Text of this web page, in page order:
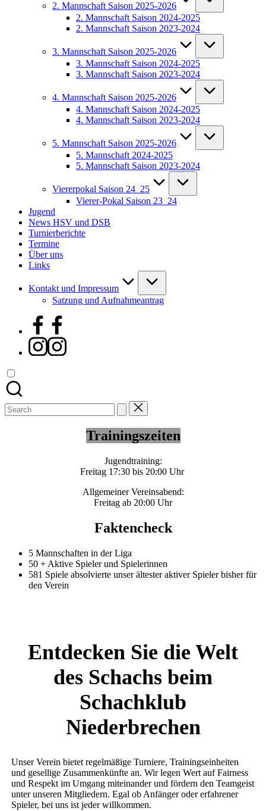
2. Mannschaft Saison 2025-2026
2. Mannschaft Saison 2024-2025
2. Mannschaft Saison 2023-2024
3. Mannschaft Saison 2025-2026
3. Mannschaft Saison 2024-2025
3. Mannschaft Saison 2023-2024
4. Mannschaft Saison 2025-2026
4. Mannschaft Saison 2024-2025
4. Mannschaft Saison 2023-2024
5. Mannschaft Saison 2025-2026
5. Mannschaft 2024-2025
5. Mannschaft Saison 2023-2024
Viererpokal Saison 24_25
Vierer-Pokal Saison 23_24
Jugend
News HSV und DSB
Turnierberichte
Termine
Über uns
Links
Kontakt und Impressum
Satzung und Aufnahmeantrag
Facebook
Instagram
Search
for:
Trainingszeiten
Jugendtraining:
Freitag 17:30 bis 20:00 Uhr
Allgemeiner Vereinsabend:
Freitag ab 20:00 Uhr
Faktencheck
5 Mannschaften in der Liga
50 + Aktive Spieler und Spielerinnen
581 Spiele absolvierte unser ältester aktiver Spieler bisher für
den Verein
Entdecken Sie die Welt
des Schachs beim
Schachklub
Niederbrechen
Unser Verein bietet regelmäßige Turniere, Trainingseinheiten
und gesellige Zusammenkünfte an. Wir legen Wert auf Fairness
und Respekt im Umgang miteinander und fördern den Teamgeist
unter unseren Mitgliedern. Egal ob Anfänger oder erfahrener
Spieler, bei uns ist jeder willkommen.